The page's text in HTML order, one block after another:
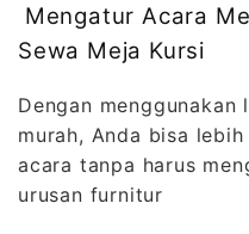
Mengatur Acara
Sewa Meja Kursi
Dengan menggunakan
murah, Anda bisa
acara tanpa harus
urusan furnitur